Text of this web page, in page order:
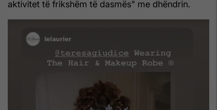
aktivitet të frikshëm të dasmës" me dhëndrin.